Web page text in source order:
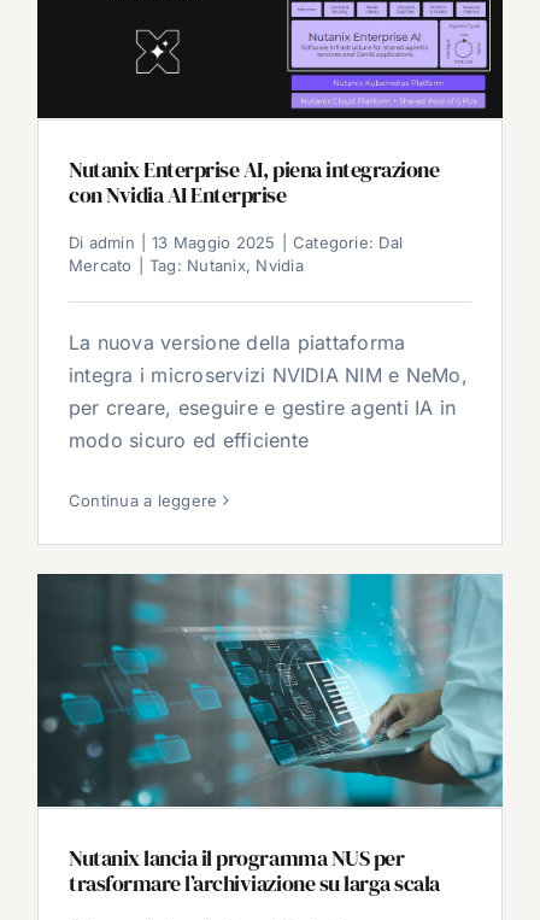
Nutanix Enterprise AI, piena integrazione
con Nvidia AI Enterprise
Di admin 13 Maggio 2025 Categorie: Dal
Mercato
Tag: Nutanix, Nvidia
La nuova versione della piattaforma
integra i microservizi NVIDIA NIM e NeMo,
per creare, eseguire e gestire agenti IA in
modo sicuro ed efficiente
Continua a leggere
Nutanix lancia il programma NUS per
trasformare l’archiviazione su larga scala